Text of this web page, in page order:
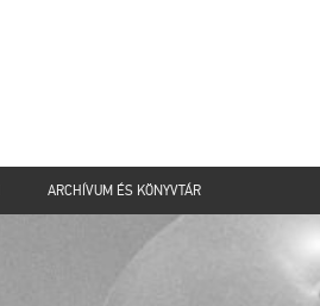
ARCHÍVUM ÉS KÖNYVTÁR